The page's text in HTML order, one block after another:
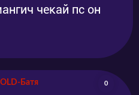
чекай пс он
Батя 0